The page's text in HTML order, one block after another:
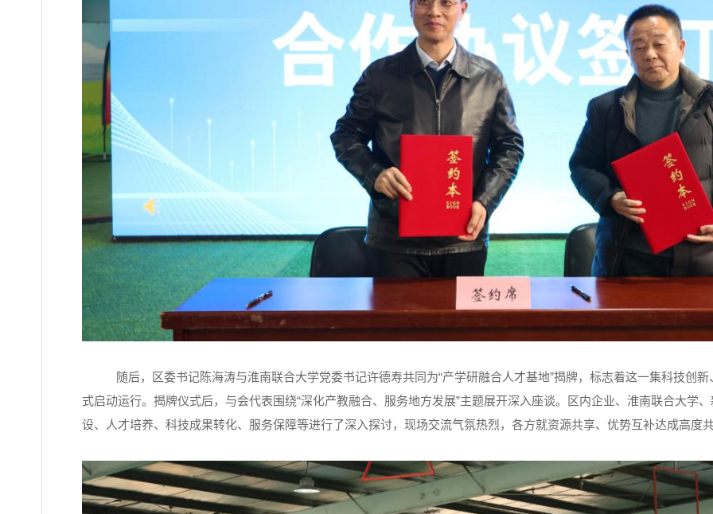
随后，区委书记陈海涛与淮南联合大学党委书记许德寿共同为“产学研融合人才基地”揭牌，标志着这一集科技创
式启动运行。揭牌仪式后，与会代表围绕“深化产教融合、服务地方发展”主题展开深入座谈。区内企业、淮南联合大学
设、人才培养、科技成果转化、服务保障等进行了深入探讨，现场交流气氛热烈，各方就资源共享、优势互补达成高度